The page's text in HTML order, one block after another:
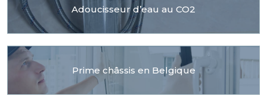
Adoucisseur d’eau au CO2
Prime châssis en Belgique